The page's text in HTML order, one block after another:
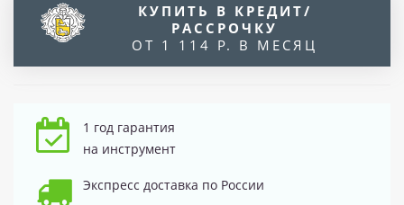
КУПИТЬ В КРЕДИТ/
РАССРОЧКУ
ОТ 1 114 Р. В МЕСЯЦ
1 год гарантия
на инструмент
Экспресс доставка по России